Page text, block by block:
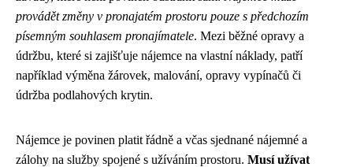
provádět změny v pronajatém prostoru pouze s předchozím
písemným souhlasem pronajímatele. Mezi běžné opravy a
údržbu, které si zajišťuje nájemce na vlastní náklady, patří
například výměna žárovek, malování, opravy vypínačů či
údržba podlahových krytin.
Nájemce je povinen platit řádně a včas sjednané nájemné a
zálohy na služby spojené s užíváním prostoru. Musí užívat